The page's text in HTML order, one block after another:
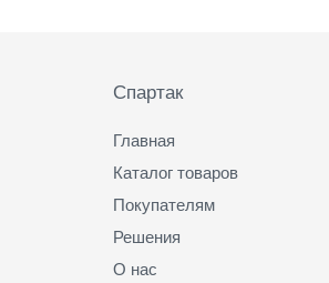
Спартак
Главная
Каталог товаров
Покупателям
Решения
О нас